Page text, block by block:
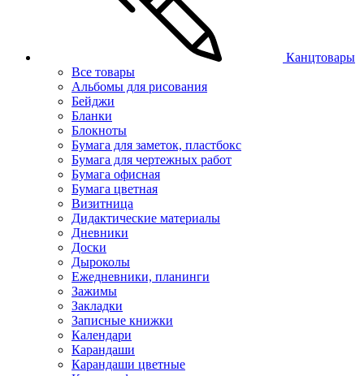
Канцтовары
Все товары
Альбомы для рисования
Бейджи
Бланки
Блокноты
Бумага для заметок, пластбокс
Бумага для чертежных работ
Бумага офисная
Бумага цветная
Визитница
Дидактические материалы
Дневники
Доски
Дыроколы
Ежедневники, планинги
Зажимы
Закладки
Записные книжки
Календари
Карандаши
Карандаши цветные